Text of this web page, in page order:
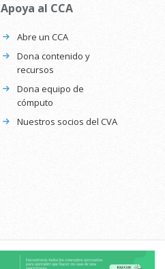
Apoya al CCA
Abre un CCA
Dona contenido y
recursos
Dona equipo de
cómputo
Nuestros socios del CVA